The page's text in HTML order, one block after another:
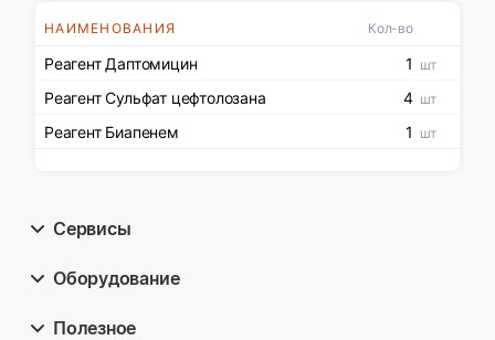
Поставщика, указанный в
поставлены в фиксированную
НАИМЕНОВАНИЯ Кол-во
Реагент Даптомицин 1 шт
Реагент Сульфат цефтолозана 4 шт
Реагент Биапенем 1 шт
Сервисы
Оборудование
Полезное